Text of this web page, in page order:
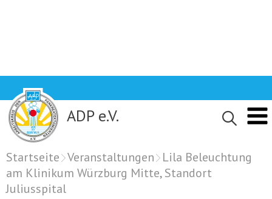
to
content
ADP e.V.
Startseite Veranstaltungen
Lila Beleuchtung
am Klinikum Würzburg Mitte, Standort
Juliusspital